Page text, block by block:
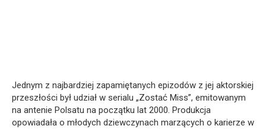
Jednym z najbardziej zapamiętanych epizodów z jej aktorskiej
przeszłości był udział w serialu „Zostać Miss”, emitowanym
na antenie Polsatu na początku lat 2000. Produkcja
opowiadała o młodych dziewczynach marzących o karierze w